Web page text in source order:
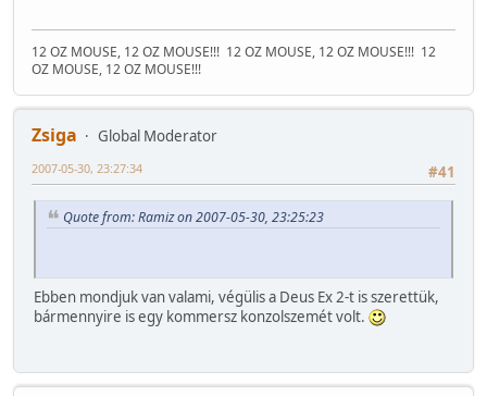
12 OZ MOUSE, 12 OZ MOUSE!!! 12 OZ MOUSE, 12 OZ MOUSE!!! 12
OZ MOUSE, 12 OZ MOUSE!!!
Zsiga
Global Moderator
#41
2007-05-30, 23:27:34
Quote from: Ramiz on 2007-05-30, 23:25:23
Ebben mondjuk van valami, végülis a Deus Ex 2-t is szerettük,
bármennyire is egy kommersz konzolszemét volt.